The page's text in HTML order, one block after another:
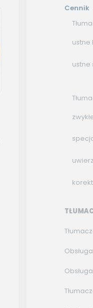
Cennik
ustne
ustne